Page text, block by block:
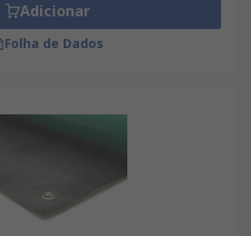
Adicionar
Folha de Dados